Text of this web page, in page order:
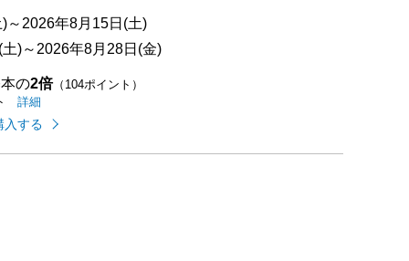
～2026年8月15日(土)
)～2026年8月28日(金)
の2倍（104ポイント）
イオンカードのご利用でたまるポイントの
詳細
入する